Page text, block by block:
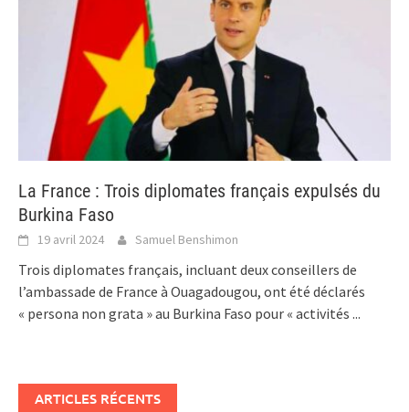
La France : Trois diplomates français expulsés du
Burkina Faso
19 avril 2024 Samuel Benshimon
Trois diplomates français, incluant deux conseillers de
l’ambassade de France à Ouagadougou, ont été déclarés
« persona non grata » au Burkina Faso pour « activités ...
ARTICLES RÉCENTS